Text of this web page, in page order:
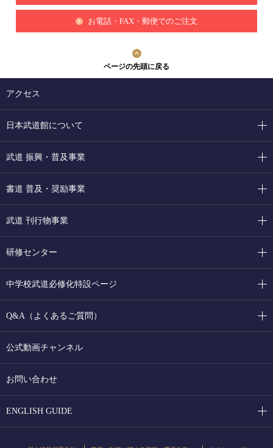
お電話・FAX・郵便でのご注文
ページの先頭に戻る
アクセス
日本武道館について
武道 振興・普及事業
書道 普及・奨励事業
武道 刊行物事業
研修センター
中学校武道必修化特設ページ
Q&A（よくあるご質問）
公式動画チャンネル
お問い合わせ
ENGLISH GUIDE